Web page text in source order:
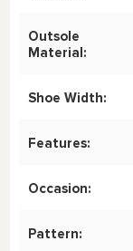
Outsole
Material:
Shoe Width:
Features:
Occasion:
Pattern: